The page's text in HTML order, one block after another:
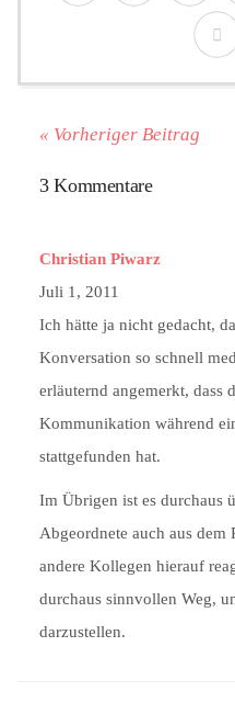
« Vorheriger Beitrag
3 Kommentare
Christian Piwarz
Juli 1, 2011
Ich hätte ja nicht gedacht,
Konversation so schnell
erläuternd angemerkt, dass
Kommunikation während
stattgefunden hat.
Im Übrigen ist es durchaus
Abgeordnete auch aus dem
andere Kollegen hierauf
durchaus sinnvollen Weg,
darzustellen.